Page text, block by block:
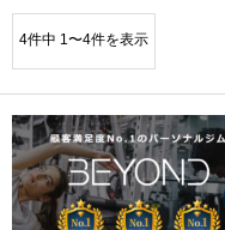
4件中 1〜4件を表示